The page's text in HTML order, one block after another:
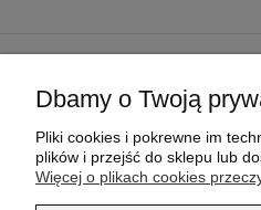
POLITYKA PRYWATNOŚCI
PRAGMAPAY
Dbamy o Twoją
Pliki cookies i pokrewne im
plików i przejść do sklepu lub
Więcej o plikach cookies